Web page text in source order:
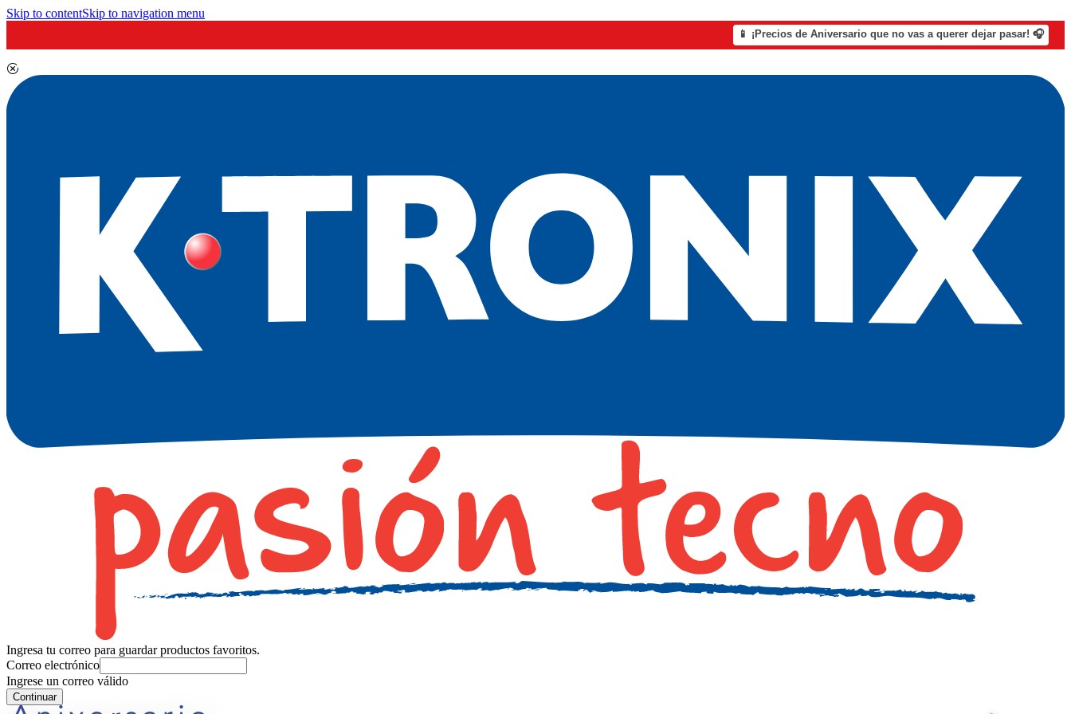
Skip to contentSkip to navigation menu
📱 ¡Precios de Aniversario que no vas a querer dejar pasar! 🎧
Ingresa tu correo para guardar productos favoritos.
Correo electrónico
Ingrese un correo válido
Continuar